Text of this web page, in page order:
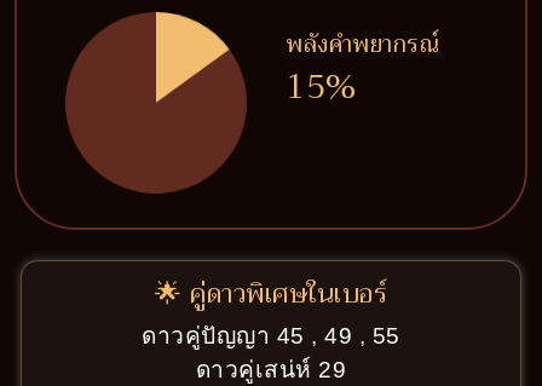
พลังคำพยากรณ์
15%
🌟 คู่ดาวพิเศษในเบอร์
ดาวคู่ปัญญา 45 , 49 , 55
ดาวคู่เสน่ห์ 29